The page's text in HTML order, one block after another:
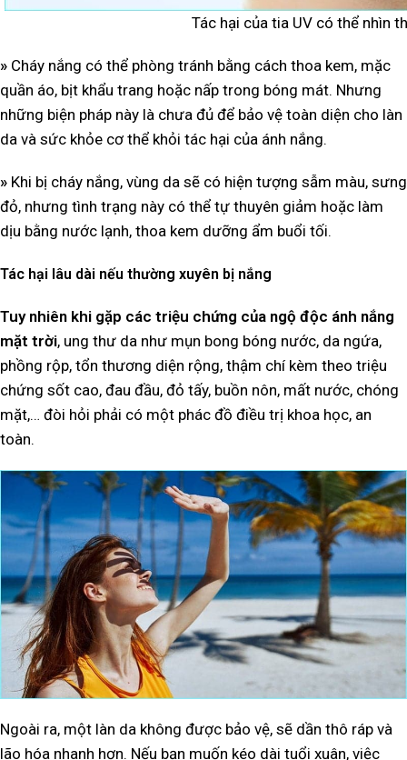
Tác hại của tia UV có thể nhìn
» Cháy nắng có thể phòng tránh bằng cách thoa kem, mặc
quần áo, bịt khẩu trang hoặc nấp trong bóng mát. Nhưng
những biện pháp này là chưa đủ để bảo vệ toàn diện cho làn
da và sức khỏe cơ thể khỏi tác hại của ánh nắng.
» Khi bị cháy nắng, vùng da sẽ có hiện tượng sẫm màu, sưng
đỏ, nhưng tình trạng này có thể tự thuyên giảm hoặc làm
dịu bằng nước lạnh, thoa kem dưỡng ẩm buổi tối.
Tác hại lâu dài nếu thường xuyên bị nắng
Tuy nhiên khi gặp các triệu chứng của ngộ độc ánh nắng
mặt trời, ung thư da như mụn bong bóng nước, da ngứa,
phồng rộp, tổn thương diện rộng, thậm chí kèm theo triệu
chứng sốt cao, đau đầu, đỏ tấy, buồn nôn, mất nước, chóng
mặt,… đòi hỏi phải có một phác đồ điều trị khoa học, an
toàn.
Ngoài ra, một làn da không được bảo vệ, sẽ dần thô ráp và
lão hóa nhanh hơn. Nếu bạn muốn kéo dài tuổi xuân, việc